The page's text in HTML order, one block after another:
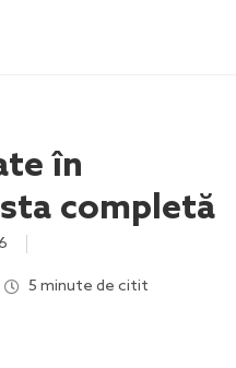
în
completă
5 minute de citit